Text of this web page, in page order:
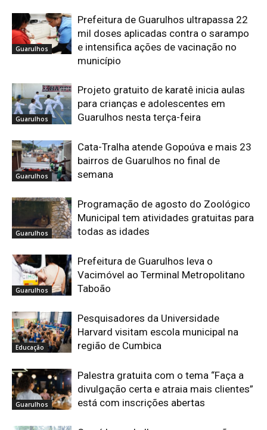
Guarulhos
Prefeitura de Guarulhos ultrapassa 22
mil doses aplicadas contra o sarampo
e intensifica ações de vacinação no
município
Guarulhos
Projeto gratuito de karatê inicia aulas
para crianças e adolescentes em
Guarulhos nesta terça-feira
Guarulhos
Cata-Tralha atende Gopoúva e mais 23
bairros de Guarulhos no final de
semana
Guarulhos
Programação de agosto do Zoológico
Municipal tem atividades gratuitas para
todas as idades
Guarulhos
Prefeitura de Guarulhos leva o
Vacimóvel ao Terminal Metropolitano
Taboão
Educação
Pesquisadores da Universidade
Harvard visitam escola municipal na
região de Cumbica
Guarulhos
Palestra gratuita com o tema “Faça a
divulgação certa e atraia mais clientes”
está com inscrições abertas